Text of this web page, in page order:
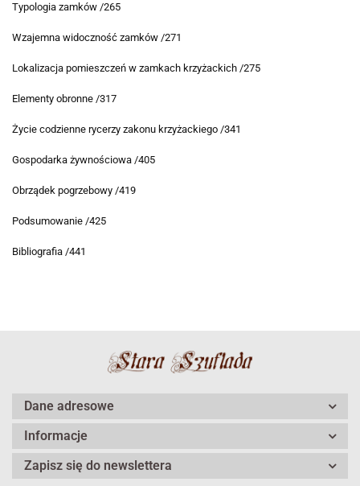
Typologia zamków /265
Wzajemna widoczność zamków /271
Lokalizacja pomieszczeń w zamkach krzyżackich /275
Elementy obronne /317
Życie codzienne rycerzy zakonu krzyżackiego /341
Gospodarka żywnościowa /405
Obrządek pogrzebowy /419
Podsumowanie /425
Bibliografia /441
Dane adresowe
Informacje
Zapisz się do newslettera